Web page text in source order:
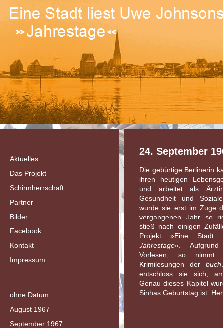
24. September
Die gebürtige Berlinerin
ihren heutigen
und arbeitet als
Gesundheit und
wurde sie erst im Zuge
vergangenen Jahr so
stieß nach einigen
Projekt »Eine Stadt
Jahrestage«.
Vorlesen, so
Krimilesungen der
entschloss sie sich,
Genau dieses Kapitel
Sinhas Geburtstag ist.
Aktuelles
Das Projekt
Schirmherrschaft
Partner
Bilder
Facebook
Kontakt
Impressum
ohne Datum
August 1967
September 1967